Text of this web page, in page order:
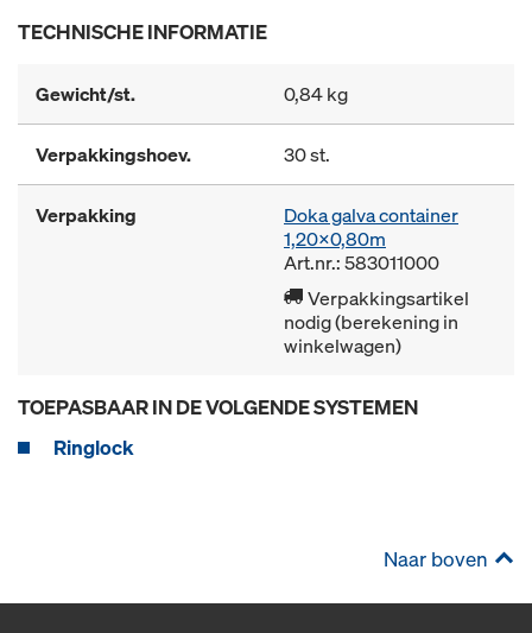
TECHNISCHE INFORMATIE
Gewicht/st. 0,84 kg
Verpakkingshoev. 30 st.
Verpakking
Doka galva container
1,20x0,80m
Art.nr.: 583011000
Verpakkingsartikel
nodig (berekening in
winkelwagen)
TOEPASBAAR IN DE VOLGENDE SYSTEMEN
Ringlock
Naar boven